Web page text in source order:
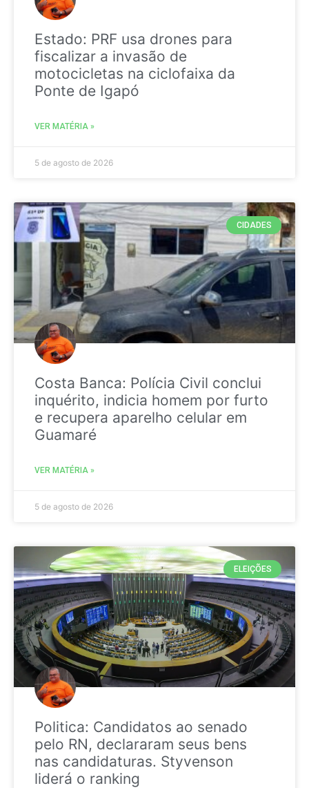
Estado: PRF usa drones para
fiscalizar a invasão de
motocicletas na ciclofaixa da
Ponte de Igapó
VER MATÉRIA »
5 de agosto de 2026
CIDADES
Costa Banca: Polícia Civil conclui
inquérito, indicia homem por furto
e recupera aparelho celular em
Guamaré
VER MATÉRIA »
5 de agosto de 2026
ELEIÇÕES
Politica: Candidatos ao senado
pelo RN, declararam seus bens
nas candidaturas. Styvenson
liderá o ranking